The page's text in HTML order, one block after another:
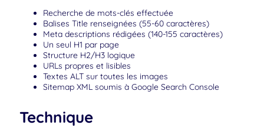
Recherche de mots-clés effectuée
Balises Title renseignées (55-60 caractères)
Meta descriptions rédigées (140-155 caractères)
Un seul H1 par page
Structure H2/H3 logique
URLs propres et lisibles
Textes ALT sur toutes les images
Sitemap XML soumis à Google Search Console
Technique